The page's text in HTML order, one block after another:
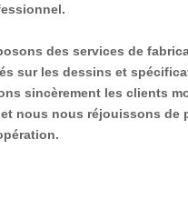
des services de
sur les dessins et
sincèrement les clients
nous nous réjouissons de